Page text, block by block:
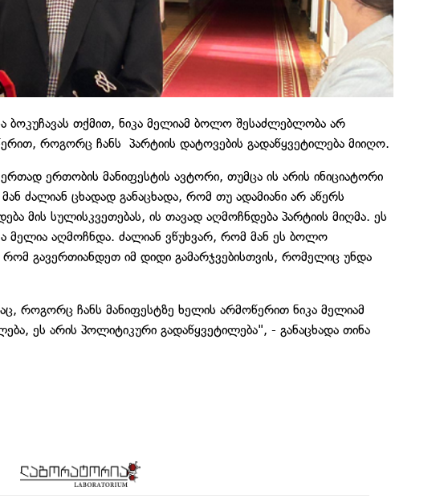
ბოკუჩავას თქმით, ნიკა მელიამ ბოლო შესაძლებლობა არ
როგორც ჩანს პარტიის დატოვების გადაწყვეტილება მიიღო.
ერთად ერთობის მანიფესტის ავტორი, თუმცა ის არის ინიციატორი
მან ძალიან ცხადად განაცხადა, რომ თუ ადამიანი არ აწერს
მის სულისკვეთებას, ის თავად აღმოჩნდება პარტიის მიღმა. ეს
მელია აღმოჩნდა. ძალიან ვწუხვარ, რომ მან ეს ბოლო
გავერთიანდეთ იმ დიდი გამარჯვებისთვის, რომელიც უნდა
როგორც ჩანს მანიფესტზე ხელის არმოწერით ნიკა მელიამ
ეს არის პოლიტიკური გადაწყვეტილება", - განაცხადა თინა